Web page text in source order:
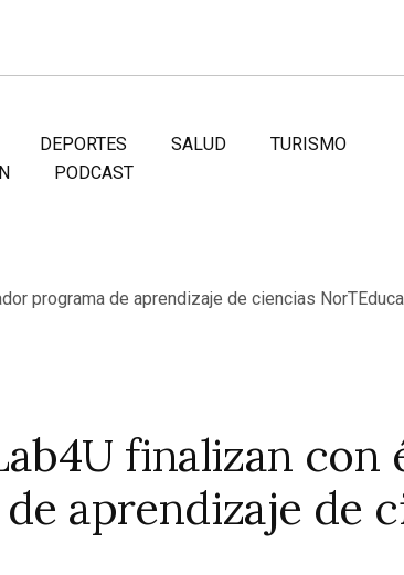
DEPORTES SALUD
TURISMO
PODCAST
finalizan con
aprendizaje de